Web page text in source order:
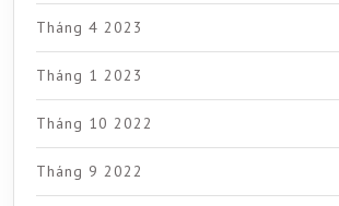
Tháng 4 2023
Tháng 1 2023
Tháng 10 2022
Tháng 9 2022